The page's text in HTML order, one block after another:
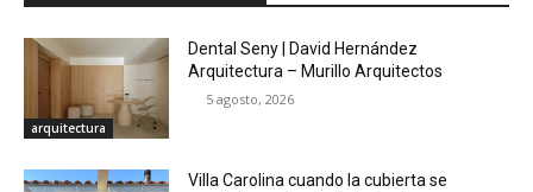
arquitectura
Dental Seny | David Hernández
Arquitectura – Murillo Arquitectos
5 agosto, 2026
Villa Carolina cuando la cubierta se